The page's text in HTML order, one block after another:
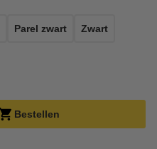
Parel zwart Zwart
Bestellen